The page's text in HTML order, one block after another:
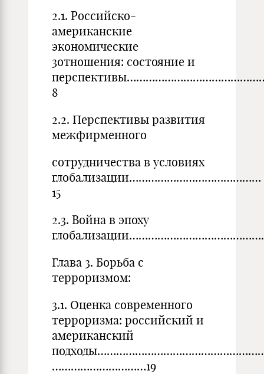
2.1. Российско-
американские
экономические
3отношения: состояние и
8
2.2. Перспективы развития
межфирменного
сотрудничества в условиях
глобализации……………………………………
15
2.3. Война в эпоху
Глава 3. Борьба с
терроризмом:
3.1. Оценка современного
терроризма: российский и
американский
…………………………19